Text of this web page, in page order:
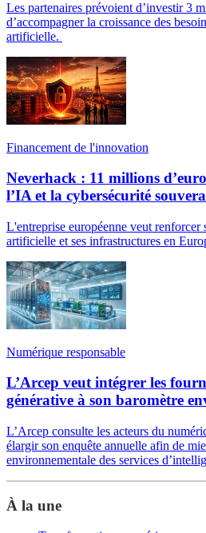
Les partenaires prévoient d’investir 3
d’accompagner la croissance des
artificielle.
Financement de l'innovation
Neverhack : 11 millions
l’IA et la cybersécurité
L'entreprise européenne veut renforcer
artificielle et ses infrastructures en
Numérique responsable
L’Arcep veut intégrer les
générative à son baromètre
L’Arcep consulte les acteurs du
élargir son enquête annuelle afin de
environnementale des services
À la une